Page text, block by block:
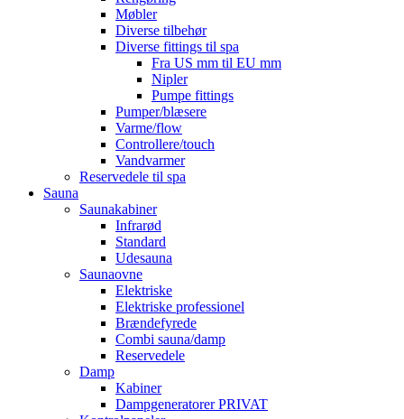
Møbler
Diverse tilbehør
Diverse fittings til spa
Fra US mm til EU mm
Nipler
Pumpe fittings
Pumper/blæsere
Varme/flow
Controllere/touch
Vandvarmer
Reservedele til spa
Sauna
Saunakabiner
Infrarød
Standard
Udesauna
Saunaovne
Elektriske
Elektriske professionel
Brændefyrede
Combi sauna/damp
Reservedele
Damp
Kabiner
Dampgeneratorer PRIVAT